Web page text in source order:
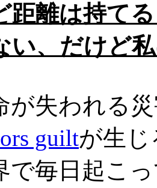
距離は持て
い、だけど
が失われる
guiltが生
で毎日起こ